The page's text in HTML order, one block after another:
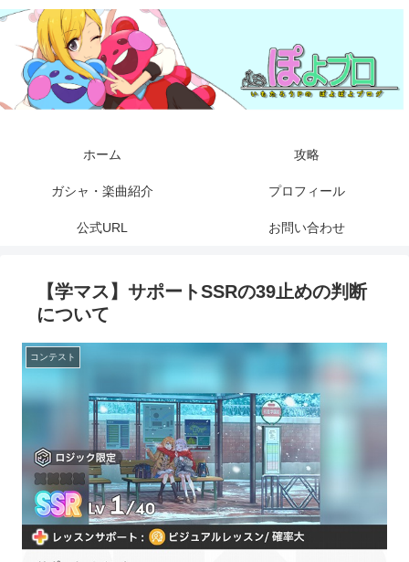
ホーム 攻略
ガシャ・楽曲紹介 プロフィール
公式URL お問い合わせ
【学マス】サポートSSRの39止めの判断
について
コンテスト